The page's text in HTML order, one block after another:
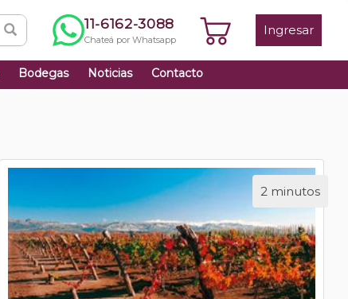
11-6162-3088
Chateá por Whatsapp
Ingresar
Bodegas Noticias Contacto
2 minutos